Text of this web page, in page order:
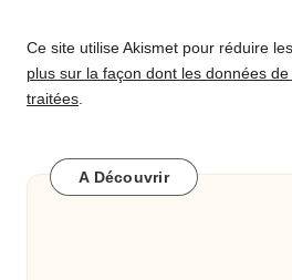
Ce site utilise Akismet pour réduire
plus sur la façon dont les données
traitées
A Découvrir